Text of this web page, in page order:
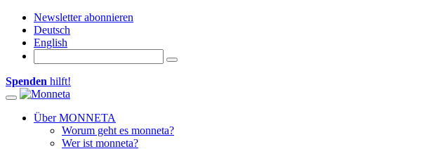
Newsletter abonnieren
Deutsch
English
Spenden hilft!
Toggle navigation
Über MONNETA
Worum geht es monneta?
Wer ist monneta?